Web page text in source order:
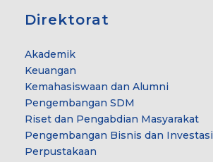
Direktorat
Akademik
Keuangan
Kemahasiswaan dan Alumni
Pengembangan SDM
Riset dan Pengabdian Masyarakat
Pengembangan Bisnis dan Investasi
Perpustakaan